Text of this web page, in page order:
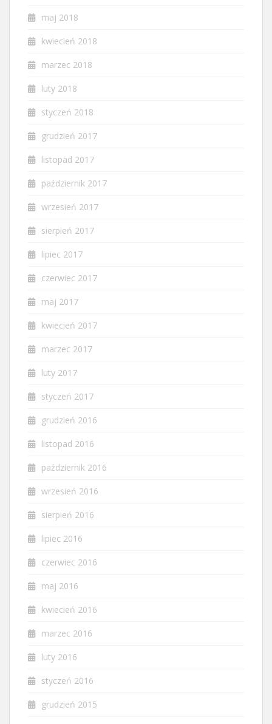
maj 2018
kwiecień 2018
marzec 2018
luty 2018
styczeń 2018
grudzień 2017
listopad 2017
październik 2017
wrzesień 2017
sierpień 2017
lipiec 2017
czerwiec 2017
maj 2017
kwiecień 2017
marzec 2017
luty 2017
styczeń 2017
grudzień 2016
listopad 2016
październik 2016
wrzesień 2016
sierpień 2016
lipiec 2016
czerwiec 2016
maj 2016
kwiecień 2016
marzec 2016
luty 2016
styczeń 2016
grudzień 2015